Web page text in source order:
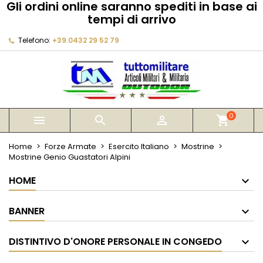
Gli ordini online saranno spediti in base ai
tempi di arrivo
Telefono: +39.0432 29 52 79
   shopping_cart0
Home Forze Armate Esercito Italiano
Mostrine
Mostrine Genio Guastatori Alpini
HOME
BANNER
DISTINTIVO D'ONORE PERSONALE IN CONGEDO
My wishlists
add_circle_outline Create new list
Crea lista dei desideri
Annulla Crea lista dei desideri
Devi avere effettuato l'accesso per salvare dei
prodotti nella tua lista dei desideri.
Annulla